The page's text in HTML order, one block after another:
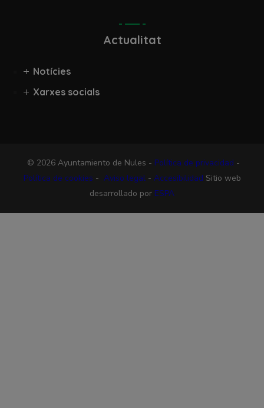
Actualitat
Notícies
Xarxes socials
© 2026 Ayuntamiento de Nules - Política de privacidad -
Política de cookies - Aviso legal- Accesibilidad Sitio web
desarrollado por ESPA